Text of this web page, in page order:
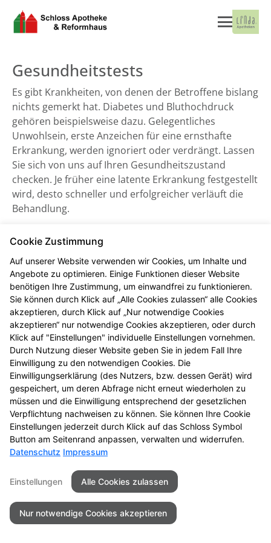
Gesundheitstests
Es gibt Krankheiten, von denen der Betroffene bislang
nichts gemerkt hat. Diabetes und Bluthochdruck
gehören beispielsweise dazu. Gelegentliches
Unwohlsein, erste Anzeichen für eine ernsthafte
Erkrankung, werden ignoriert oder verdrängt. Lassen
Sie sich von uns auf Ihren Gesundheitszustand
checken. Je früher eine latente Erkrankung festgestellt
wird, desto schneller und erfolgreicher verläuft die
Behandlung.
Cholesterinmessung
Gesundheits-Check
Seitenübersicht Kontakt
Impressum
Datenschutz
Barrierefreiheit
© 2026 Schloss Apotheke
Cookie Zustimmung
Auf unserer Website verwenden wir Cookies, um Inhalte und
Angebote zu optimieren. Einige Funktionen dieser Website
benötigen Ihre Zustimmung, um einwandfrei zu funktionieren.
Sie können durch Klick auf „Alle Cookies zulassen“ alle Cookies
akzeptieren, durch Klick auf „Nur notwendige Cookies
akzeptieren“ nur notwendige Cookies akzeptieren, oder durch
Klick auf "Einstellungen" individuelle Einstellungen vornehmen.
Durch Nutzung dieser Website geben Sie in jedem Fall Ihre
Einwilligung zu den notwendigen Cookies. Die
Einwilligungserklärung (des Nutzers, bzw. dessen Gerät) wird
gespeichert, um deren Abfrage nicht erneut wiederholen zu
müssen und die Einwilligung entsprechend der gesetzlichen
Verpflichtung nachweisen zu können. Sie können Ihre Cookie
Einstellungen jederzeit durch Klick auf das Schloss Symbol
Button am Seitenrand anpassen, verwalten und widerrufen.
Datenschutz Impressum
Einstellungen Alle Cookies zulassen
Nur notwendige Cookies akzeptieren